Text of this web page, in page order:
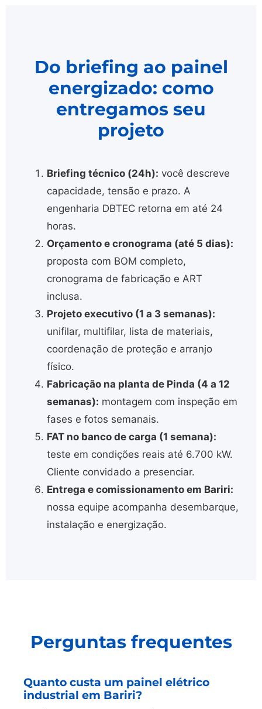
Do briefing ao painel
energizado: como
entregamos seu
projeto
Briefing técnico (24h): você descreve
capacidade, tensão e prazo. A
engenharia DBTEC retorna em até 24
horas.
Orçamento e cronograma (até 5 dias):
proposta com BOM completo,
cronograma de fabricação e ART
inclusa.
Projeto executivo (1 a 3 semanas):
unifilar, multifilar, lista de materiais,
coordenação de proteção e arranjo
físico.
Fabricação na planta de Pinda (4 a 12
semanas): montagem com inspeção em
fases e fotos semanais.
FAT no banco de carga (1 semana):
teste em condições reais até 6.700 kW.
Cliente convidado a presenciar.
Entrega e comissionamento em Bariri:
nossa equipe acompanha desembarque,
instalação e energização.
Perguntas frequentes
Quanto custa um painel elétrico
industrial em Bariri?